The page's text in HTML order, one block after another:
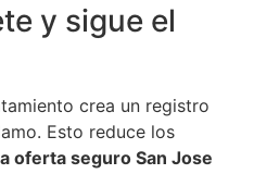
y sigue el
crea un registro
Esto reduce los
oferta seguro San Jose